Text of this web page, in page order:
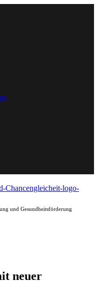
und Gesundheitsförderung
neuer